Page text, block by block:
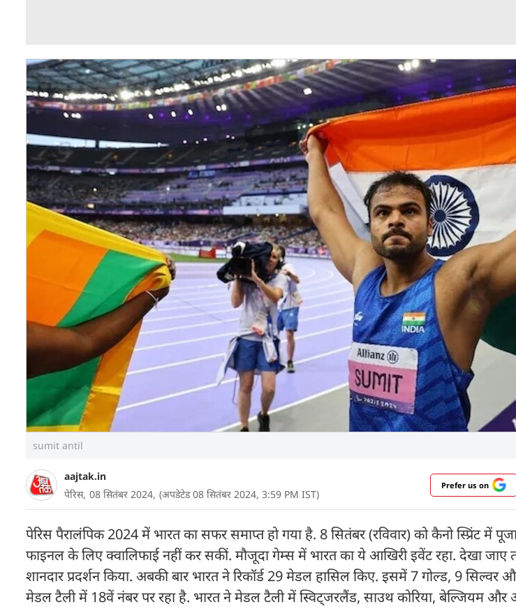
sumit antil
aajtak.in
पेरिस, 08 सितंबर 2024, (अपडेटेड 08 सितंबर 2024, 3:59 PM IST)
Prefer us on
पेरिस पैरालंपिक 2024 में भारत का सफर समाप्त हो गया है. 8 सितंबर (रविवार) को कैनो स्प्रिंट में
फाइनल के लिए क्वालिफाई नहीं कर सकीं. मौजूदा गेम्स में भारत का ये आखिरी इवेंट रहा. देखा जाए
शानदार प्रदर्शन किया. अबकी बार भारत ने रिकॉर्ड 29 मेडल हासिल किए. इसमें 7 गोल्ड, 9 स‍िल्वर
मेडल टैली में 18वें नंबर पर रहा है. भारत ने मेडल टैली में स्विट्जरलैंड, साउथ कोरिया, बेल्जियम और